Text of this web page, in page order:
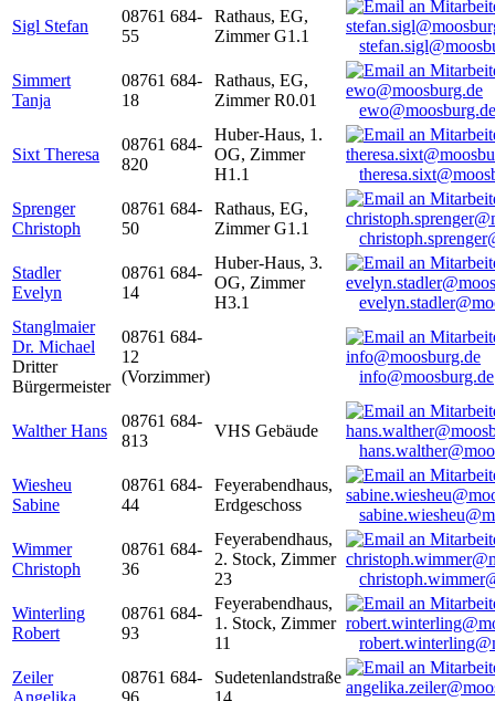
Sigl Stefan
08761 684-
55
Rathaus, EG,
Zimmer G1.1
Simmert
Tanja
08761 684-
18
Rathaus, EG,
Zimmer R0.01
ewo@moosburg.de
Sixt Theresa
08761 684-
820
Huber-Haus, 1.
OG, Zimmer
H1.1
Sprenger
Christoph
08761 684-
50
Rathaus, EG,
Zimmer G1.1
Stadler
Evelyn
08761 684-
14
Huber-Haus, 3.
OG, Zimmer
H3.1
Stanglmaier
Dr. Michael
Dritter
Bürgermeister
08761 684-
12
(Vorzimmer)
info@moosburg.de
Walther Hans
08761 684-
813
VHS Gebäude
Wiesheu
Sabine
08761 684-
44
Feyerabendhaus,
Erdgeschoss
Wimmer
Christoph
08761 684-
36
Feyerabendhaus,
2. Stock, Zimmer
23
Winterling
Robert
08761 684-
93
Feyerabendhaus,
1. Stock, Zimmer
11
Zeiler
Angelika
08761 684-
96
Sudetenlandstraße
14